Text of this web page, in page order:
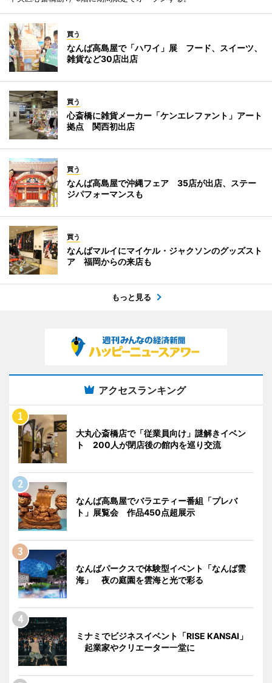
買う
なんば高島屋で「ハワイ」展 フード、スイーツ、
雑貨など30店出店
買う
心斎橋に雑貨メーカー「ケンエレファント」アート
拠点 関西初出店
買う
なんば高島屋で沖縄フェア 35店が出店、ステー
ジパフォーマンスも
買う
なんばマルイにマイケル・ジャクソンのグッズスト
ア 福岡からの来店も
もっと見る
アクセスランキング
大丸心斎橋店で「従業員向け」謎解きイベン
ト 200人が閉店後の館内を巡り交流
なんば高島屋でバラエティー番組「プレバ
ト」展覧会 作品450点超展示
なんばパークスで体験型イベント「なんば雲
海」 夜の庭園を雲海と光で彩る
ミナミでビジネスイベント「RISE KANSAI」
起業家やクリエーター一堂に